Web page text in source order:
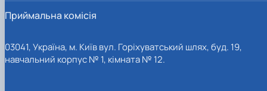
Приймальна комісія
03041, Україна, м. Київ вул. Горіхуватський шлях, буд. 19,
навчальний корпус № 1, кімната № 12.